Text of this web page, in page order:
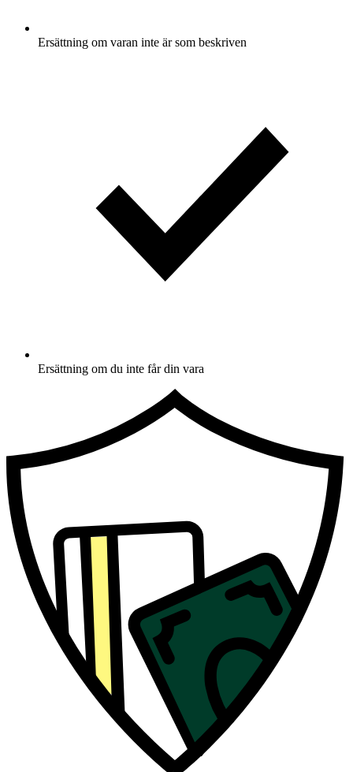
Ersättning om varan inte är som beskriven
Ersättning om du inte får din vara